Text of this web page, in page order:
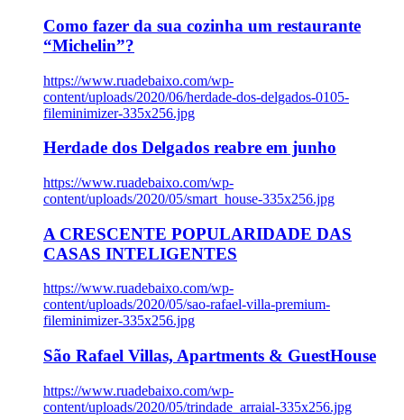
Como fazer da sua cozinha um restaurante
“Michelin”?
https://www.ruadebaixo.com/wp-
content/uploads/2020/06/herdade-dos-delgados-0105-
fileminimizer-335x256.jpg
Herdade dos Delgados reabre em junho
https://www.ruadebaixo.com/wp-
content/uploads/2020/05/smart_house-335x256.jpg
A CRESCENTE POPULARIDADE DAS
CASAS INTELIGENTES
https://www.ruadebaixo.com/wp-
content/uploads/2020/05/sao-rafael-villa-premium-
fileminimizer-335x256.jpg
São Rafael Villas, Apartments & GuestHouse
https://www.ruadebaixo.com/wp-
content/uploads/2020/05/trindade_arraial-335x256.jpg